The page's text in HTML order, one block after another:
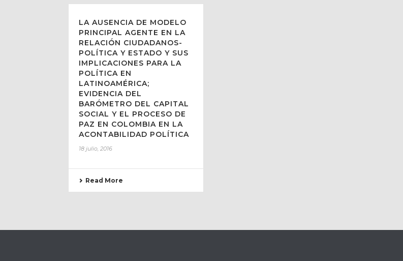
LA AUSENCIA DE MODELO
PRINCIPAL AGENTE EN LA
RELACIÓN CIUDADANOS-
POLÍTICA Y ESTADO Y SUS
IMPLICACIONES PARA LA
POLÍTICA EN
LATINOAMÉRICA;
EVIDENCIA DEL
BARÓMETRO DEL CAPITAL
SOCIAL Y EL PROCESO DE
PAZ EN COLOMBIA EN LA
ACONTABILIDAD POLÍTICA
18 julio, 2016
Read More